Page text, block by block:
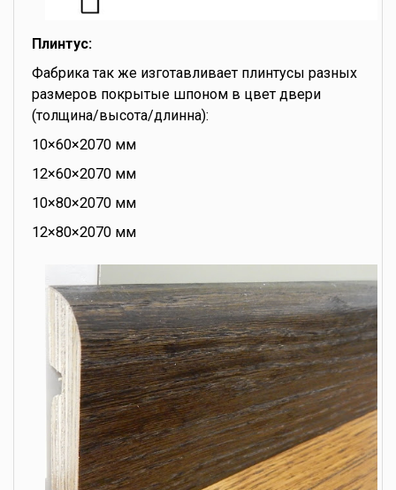
Плинтус:
Фабрика так же изготавливает плинтусы разных
размеров покрытые шпоном в цвет двери
(толщина/высота/длинна):
10×60×2070 мм
12×60×2070 мм
10×80×2070 мм
12×80×2070 мм